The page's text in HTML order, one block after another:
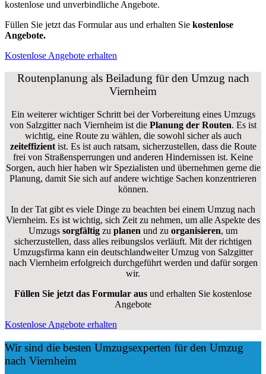
kostenlose und unverbindliche Angebote.
Füllen Sie jetzt das Formular aus und erhalten Sie kostenlose
Angebote.
Kostenlose Angebote erhalten
Routenplanung als Beiladung für den Umzug nach
Viernheim
Ein weiterer wichtiger Schritt bei der Vorbereitung eines Umzugs
von Salzgitter nach Viernheim ist die Planung der Routen. Es ist
wichtig, eine Route zu wählen, die sowohl sicher als auch
zeiteffizientist. Es ist auch ratsam, sicherzustellen, dass die Route
frei von Straßensperrungen und anderen Hindernissen ist. Keine
Sorgen, auch hier haben wir Spezialisten und übernehmen gerne die
Planung, damit Sie sich auf andere wichtige Sachen konzentrieren
können.
In der Tat gibt es viele Dinge zu beachten bei einem Umzug nach
Viernheim. Es ist wichtig, sich Zeit zu nehmen, um alle Aspekte des
Umzugs sorgfältig zu planen und zu organisieren, um
sicherzustellen, dass alles reibungslos verläuft. Mit der richtigen
Umzugsfirma kann ein deutschlandweiter Umzug von Salzgitter
nach Viernheim erfolgreich durchgeführt werden und dafür sorgen
wir.
Füllen Sie jetzt das Formular aus und erhalten Sie kostenlose
Angebote
Kostenlose Angebote erhalten
Wir sind die besten Umzugsexperten für den Umzug
nach Viernheim